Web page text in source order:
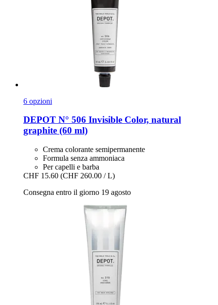
6 opzioni
DEPOT N° 506 Invisible Color, natural
graphite (60 ml)
Crema colorante semipermanente
Formula senza ammoniaca
Per capelli e barba
CHF 15.60 (CHF 260.00 / L)
Consegna entro il giorno 19 agosto